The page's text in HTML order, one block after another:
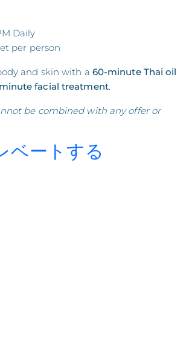
Daily
per person
and skin with a 60-minute Thai oil
facial treatment.
be combined with any offer or
ベートする